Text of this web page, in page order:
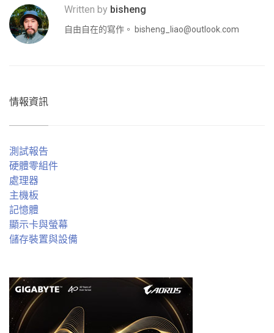
Written by bisheng
自由自在的寫作。 bisheng_liao@outlook.com
情報資訊
測試報告
硬體零組件
處理器
主機板
記憶體
顯示卡與螢幕
儲存裝置與設備